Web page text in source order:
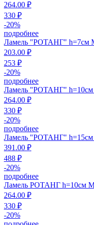
264.00 ₽
330 ₽
-20%
подробнее
Ламель "РОТАНГ" h=7см
203.00 ₽
253 ₽
-20%
подробнее
Ламель "РОТАНГ" h=10см
264.00 ₽
330 ₽
-20%
подробнее
Ламель "РОТАНГ" h=15см
391.00 ₽
488 ₽
-20%
подробнее
Ламель РОТАНГ h=10см
264.00 ₽
330 ₽
-20%